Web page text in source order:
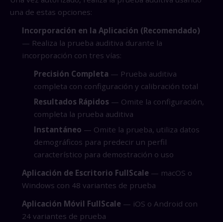
una de estas opciones:
Incorporación en la Aplicación (Recomendado)
— Realiza la prueba auditiva durante la
incorporación con tres vías:
Precisión Completa — Prueba auditiva
completa con configuración y calibración total
Resultados Rápidos — Omite la configuración,
completa la prueba auditiva
Instantáneo — Omite la prueba, utiliza datos
demográficos para predecir un perfil
característico para demostración o uso
Aplicación de Escritorio FullScale — macOS o
Windows con 48 variantes de prueba
Aplicación Móvil FullScale — iOS o Android con
24 variantes de prueba